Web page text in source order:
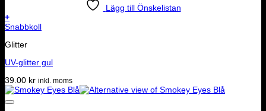
Lägg till Önskelistan
+
Snabbkoll
Glitter
UV-glitter gul
39.00 kr inkl. moms